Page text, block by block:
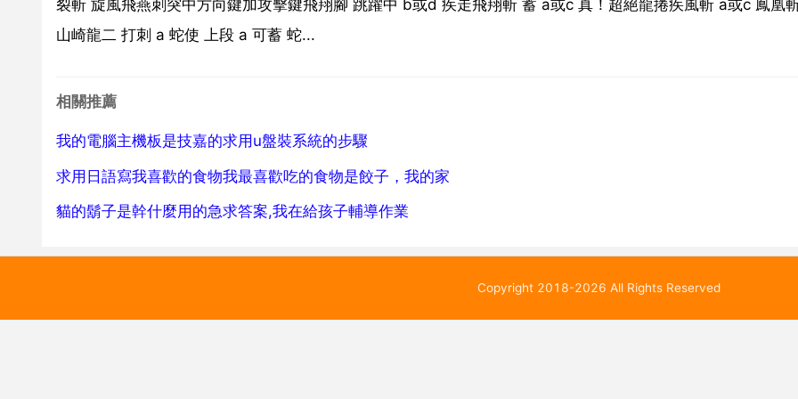
裂斬 旋風飛燕刺突中方向鍵加攻擊鍵飛翔腳 跳躍中 b或d 疾走飛翔斬 蓄 a或c 真！超絕龍捲疾風斬 a或c 鳳凰
山崎龍二 打刺 a 蛇使 上段 a 可蓄 蛇...
相關推薦
我的電腦主機板是技嘉的求用u盤裝系統的步驟
求用日語寫我喜歡的食物我最喜歡吃的食物是餃子，我的家
貓的鬍子是幹什麼用的急求答案,我在給孩子輔導作業
Copyright 2018-2026 All Rights Reserved